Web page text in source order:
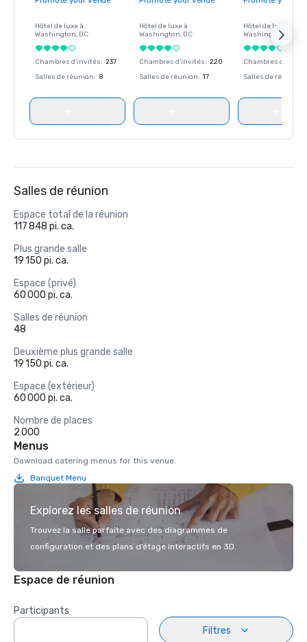
Hôtel de luxe à
Washington, DC
Chambres d'invités: 237
Salles de réunion: 8
Hôtel de luxe à
Washington, DC
Chambres d'invités: 220
Salles de réunion: 17
Hôtel de luxe à
Washington
Chambres
Salles de réunion
Salles de réunion
Espace total de la réunion
117 848 pi. ca.
Plus grande salle
19 150 pi. ca.
Espace (privé)
60 000 pi. ca.
Salles de réunion
48
Deuxième plus grande salle
19 150 pi. ca.
Espace (extérieur)
60 000 pi. ca.
Nombre de places
2 000
Menus
Download catering menus for this venue.
Banquet Menu
Explorez les salles de réunion
Trouvez la salle parfaite avec des diagrammes de
configuration et des plans d’étage interactifs en 3D.
Espace de réunion
Participants
Filtres